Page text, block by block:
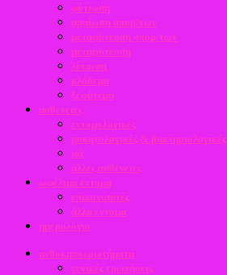
φύτευση
αραίωση σπορ/των
μεταφύτευση σπορ/των
μεταφύτευση
λίπανση
κλάδεμα
ξεφύτεμα
ασθένειες
εντομολογικές
μυκητολογικές & βακτηριολογικές
ιοί
άλλες ασθένειες
ωφέλιμα έντομα
επικονιαστές
άλλα έντομα
ημερολόγιο
ανθοκηποερωτήματα
γενικές ερωτήσεις